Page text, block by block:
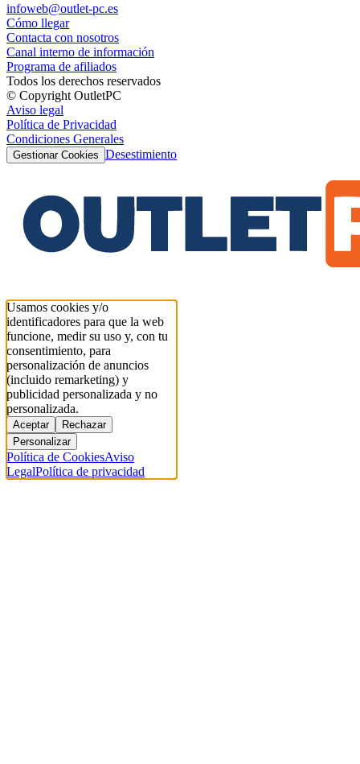
infoweb@outlet-pc.es
Cómo llegar
Contacta con nosotros
Canal interno de información
Programa de afiliados
Todos los derechos reservados
© Copyright OutletPC
Aviso legal
Política de Privacidad
Condiciones Generales
Gestionar Cookies Desestimiento
Usamos cookies y/o
identificadores para que la web
funcione, medir su uso y, con tu
consentimiento, para
personalización de anuncios
(incluido remarketing) y
publicidad personalizada y no
personalizada.
Aceptar
Rechazar
Personalizar
Política de CookiesAviso
LegalPolítica de privacidad